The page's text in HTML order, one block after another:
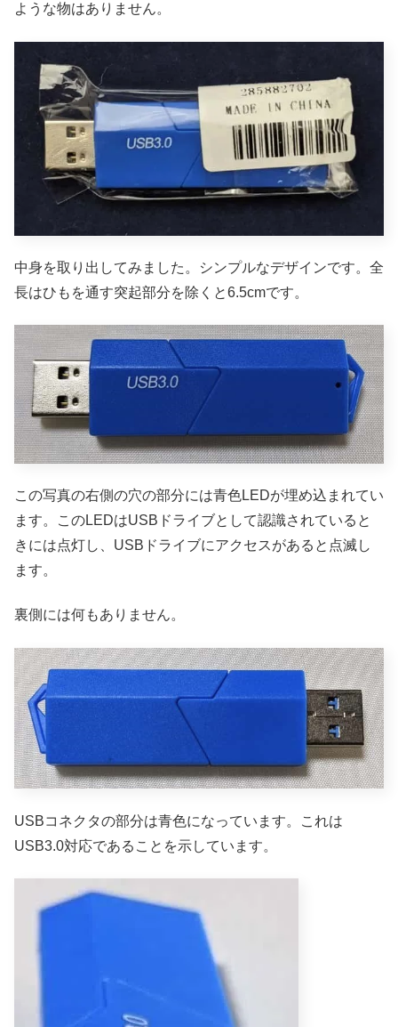
ような物はありません。
中身を取り出してみました。シンプルなデザインです。全
長はひもを通す突起部分を除くと6.5cmです。
この写真の右側の穴の部分には青色LEDが埋め込まれてい
ます。このLEDはUSBドライブとして認識されていると
きには点灯し、USBドライブにアクセスがあると点滅し
ます。
裏側には何もありません。
USBコネクタの部分は青色になっています。これは
USB3.0対応であることを示しています。